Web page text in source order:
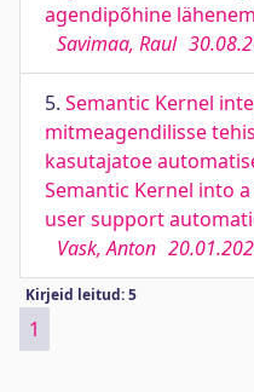
agendipõhine
Savimaa, Raul
5. Semantic Kernel
mitmeagendilisse
kasutajatoe
Semantic Kernel into
user support
Vask, Anton
Kirjeid leitud: 5
1